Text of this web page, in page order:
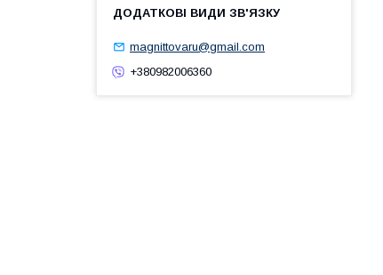
magnittovaru@gmail.com
+380982006360